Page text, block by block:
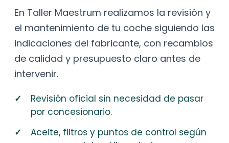
En Taller Maestrum realizamos la revisión y
el mantenimiento de tu coche siguiendo las
indicaciones del fabricante, con recambios
de calidad y presupuesto claro antes de
intervenir.
Revisión oficial sin necesidad de pasar
por concesionario.
Aceite, filtros y puntos de control según